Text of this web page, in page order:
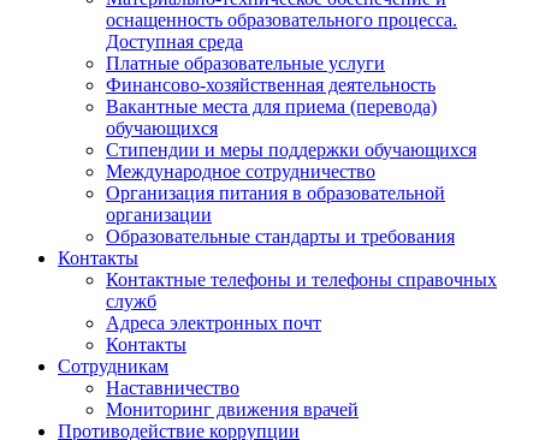
оснащенность образовательного процесса.
Доступная среда
Платные образовательные услуги
Финансово-хозяйственная деятельность
Вакантные места для приема (перевода)
обучающихся
Стипендии и меры поддержки обучающихся
Международное сотрудничество
Организация питания в образовательной
организации
Образовательные стандарты и требования
Контакты
Контактные телефоны и телефоны справочных
служб
Адреса электронных почт
Контакты
Сотрудникам
Наставничество
Мониторинг движения врачей
Противодействие коррупции